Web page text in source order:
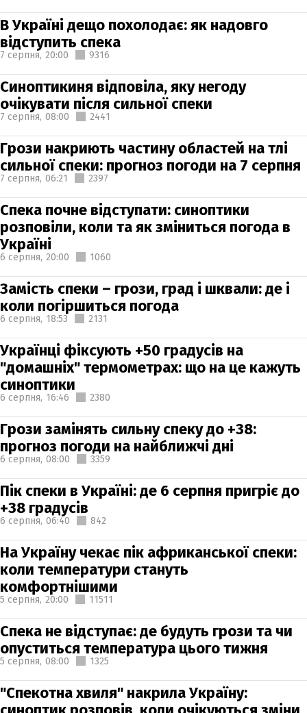
В Україні дещо похолодає: як надовго
відступить спека
7 серпня, 20:00 9316
Синоптикиня відповіла, яку негоду
очікувати після сильної спеки
7 серпня, 08:00 2441
Грози накриють частину областей на тлі
сильної спеки: прогноз погоди на 7 серпня
7 серпня, 06:21 2397
Спека почне відступати: синоптики
розповіли, коли та як зміниться погода в
Україні
6 серпня, 20:00 1060
Замість спеки – грози, град і шквали: де і
коли погіршиться погода
6 серпня, 18:53 2131
Українці фіксують +50 градусів на
"домашніх" термометрах: що на це кажуть
синоптики
6 серпня, 16:46 2380
Грози замінять сильну спеку до +38:
прогноз погоди на найближчі дні
6 серпня, 08:00 3359
Пік спеки в Україні: де 6 серпня пригріє до
+38 градусів
6 серпня, 06:40 842
На Україну чекає пік африканської спеки:
коли температури стануть
комфортнішими
5 серпня, 20:00 11511
Спека не відступає: де будуть грози та чи
опуститься температура цього тижня
5 серпня, 08:00 1325
"Спекотна хвиля" накрила Україну: